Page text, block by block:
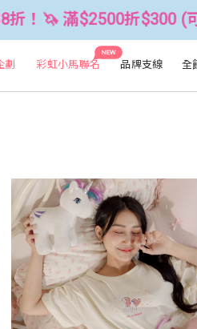
(可累折）
劃
NEW
彩虹小馬聯名 品牌支線 全